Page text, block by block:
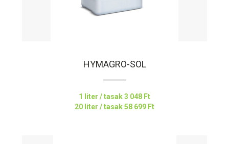
HYMAGRO-SOL
1 liter / tasak3 048 Ft
20 liter / tasak58 699 Ft